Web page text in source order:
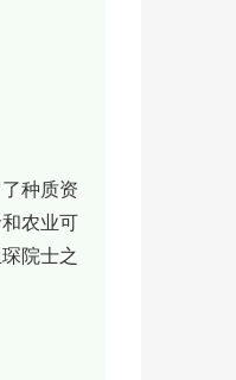
种质资
农业可
院士之